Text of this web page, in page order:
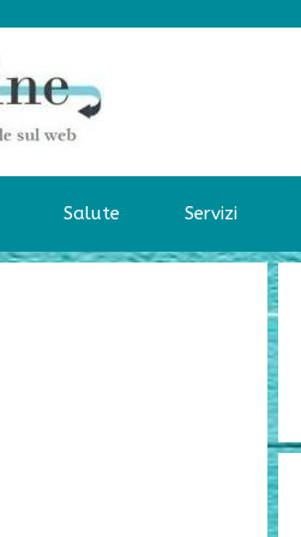
Salute Servizi